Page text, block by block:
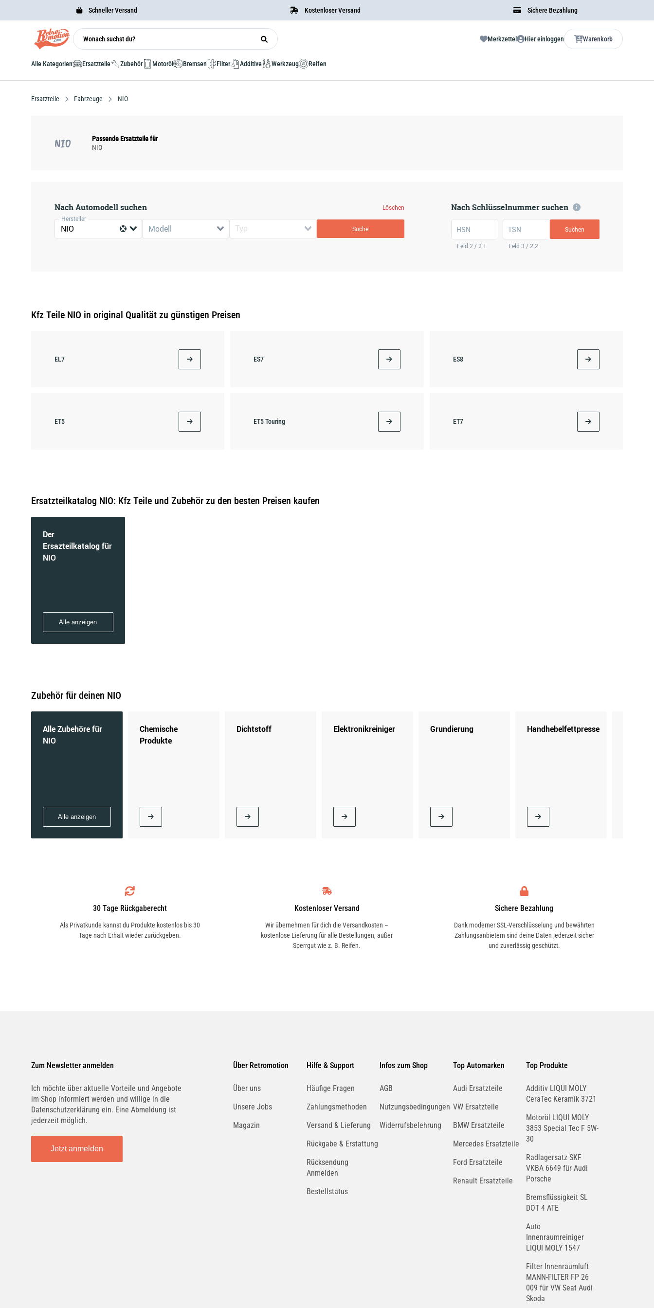
Schneller Versand Kostenloser Versand Sichere Bezahlung
Merkzettel Hier einloggen Warenkorb
Alle Kategorien Ersatzteile Zubehör Motoröl Bremsen Filter Additive Werkzeug Reifen
Ersatzteile Fahrzeuge NIO
NIO
Passende Ersatzteile für
NIO
Nach Automodell suchen
Löschen
Hersteller
NIO Modell Suche
Nach Schlüsselnummer suchen
HSN
Feld 2 / 2.1
TSN
Feld 3 / 2.2
Suchen
Kfz Teile NIO in original Qualität zu günstigen Preisen
EL7 ES7 ES8
ET5 ET5 Touring ET7
Ersatzteilkatalog NIO: Kfz Teile und Zubehör zu den besten Preisen kaufen
Der
Ersazteilkatalog für
NIO
Alle anzeigen
Zubehör für deinen NIO
Alle Zubehöre für
NIO
Alle anzeigen
Chemische
Produkte
Dichtstoff Elektronikreiniger Grundierung Handhebelfettpresse
30 Tage Rückgaberecht
Als Privatkunde kannst du Produkte kostenlos bis 30
Tage nach Erhalt wieder zurückgeben.
Kostenloser Versand
Wir übernehmen für dich die Versandkosten –
kostenlose Lieferung für alle Bestellungen, außer
Sperrgut wie z. B. Reifen.
Sichere Bezahlung
Dank moderner SSL-Verschlüsselung und bewährten
Zahlungsanbietern sind deine Daten jederzeit sicher
und zuverlässig geschützt.
Zum Newsletter anmelden
Ich möchte über aktuelle Vorteile und Angebote
im Shop informiert werden und willige in die
Datenschutzerklärung ein. Eine Abmeldung ist
jederzeit möglich.
Jetzt anmelden
Über Retromotion
Über uns
Unsere Jobs
Magazin
Hilfe & Support
Häufige Fragen
Zahlungsmethoden
Versand & Lieferung
Rückgabe & Erstattung
Rücksendung
Anmelden
Bestellstatus
Infos zum Shop
AGB
Nutzungsbedingungen
Widerrufsbelehrung
Top Automarken
Audi Ersatzteile
VW Ersatzteile
BMW Ersatzteile
Mercedes Ersatzteile
Ford Ersatzteile
Renault Ersatzteile
Top Produkte
Additiv LIQUI MOLY
CeraTec Keramik 3721
Motoröl LIQUI MOLY
3853 Special Tec F 5W-
30
Radlagersatz SKF
VKBA 6649 für Audi
Porsche
Bremsflüssigkeit SL
DOT 4 ATE
Auto
Innenraumreiniger
LIQUI MOLY 1547
Filter Innenraumluft
MANN-FILTER FP 26
009 für VW Seat Audi
Skoda